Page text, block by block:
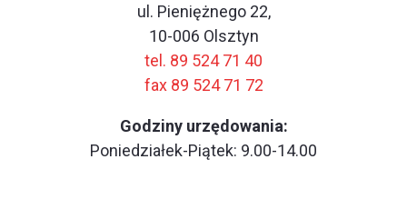
ul. Pieniężnego 22,
10-006 Olsztyn
tel. 89 524 71 40
fax 89 524 71 72
Godziny urzędowania:
Poniedziałek-Piątek: 9.00-14.00